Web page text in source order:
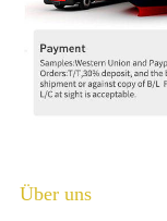
Über uns